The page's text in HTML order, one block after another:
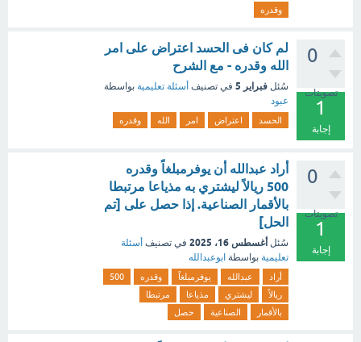
وقدره
0
تصويتات
1
إجابة
لم كان فى الحسد اعتراض على امر
الله وقدره - مع الشرح
سُئل فبراير 5 في تصنيف أسئلة تعليمية بواسطة
عبود
الحسد اعتراض امر الله وقدره
0
تصويتات
1
إجابة
أراد عبدالله أن يوفرمبلغاً وقدره
500 ريالاً ليشتري به مذياعا مرتبطا
بالأقمار الصناعية. إذا حصل على [تم
الحل]
سُئل أغسطس 16، 2025 في تصنيف أسئلة
تعليمية بواسطة ابوعبدالله
أراد عبدالله يوفرمبلغاً وقدره
500
ريالاً
ليشتري مذياعا
مرتبطا
بالأقمار
الصناعية حصل